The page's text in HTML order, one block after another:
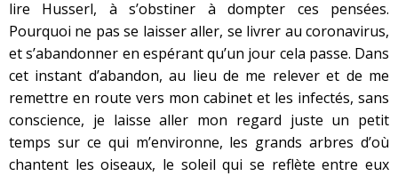
lire Husserl, à s’obstiner à dompter ces pensées.
Pourquoi ne pas se laisser aller, se livrer au coronavirus,
et s’abandonner en espérant qu’un jour cela passe. Dans
cet instant d’abandon, au lieu de me relever et de me
remettre en route vers mon cabinet et les infectés, sans
conscience, je laisse aller mon regard juste un petit
temps sur ce qui m’environne, les grands arbres d’où
chantent les oiseaux, le soleil qui se reflète entre eux